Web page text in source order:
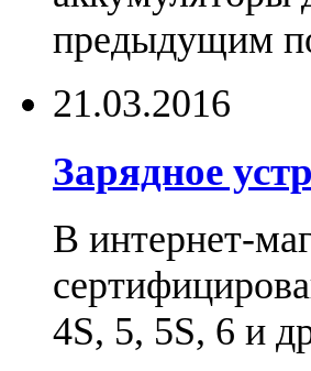
предыдущим
21.03.2016
Зарядное
В интернет-
4S, 5, 5S, 6 и